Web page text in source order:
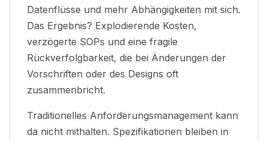
Datenflüsse und mehr Abhängigkeiten mit sich.
Das Ergebnis? Explodierende Kosten,
verzögerte SOPs und eine fragile
Rückverfolgbarkeit, die bei Änderungen der
Vorschriften oder des Designs oft
zusammenbricht.
Traditionelles Anforderungsmanagement kann
da nicht mithalten. Spezifikationen bleiben in